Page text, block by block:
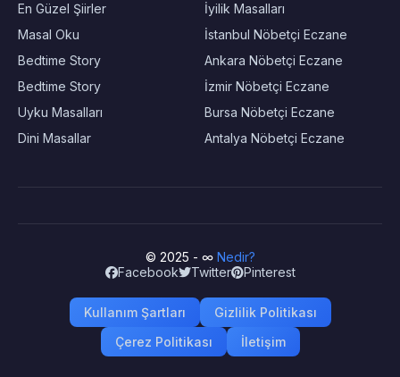
En Güzel Şiirler
Masal Oku
Bedtime Story
Bedtime Story
Uyku Masalları
Dini Masallar
İyilik Masalları
İstanbul Nöbetçi Eczane
Ankara Nöbetçi Eczane
İzmir Nöbetçi Eczane
Bursa Nöbetçi Eczane
Antalya Nöbetçi Eczane
© 2025 - ∞ Nedir?
Facebook
Twitter Pinterest
Kullanım Şartları
Gizlilik Politikası
Çerez Politikası
İletişim